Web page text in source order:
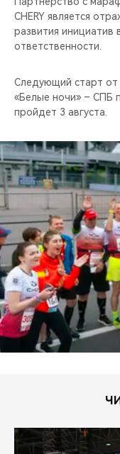
CHERY является
развития инициатив
ответственности.
Следующий старт
«Белые ночи» – СПБ
пройдет 3 августа.